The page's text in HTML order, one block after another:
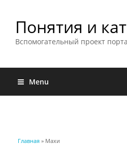
Понятия и
Вспомогательный проект
Menu
Вы здесь
Главная » Махи